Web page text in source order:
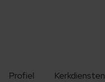
Profiel Kerkdiensten